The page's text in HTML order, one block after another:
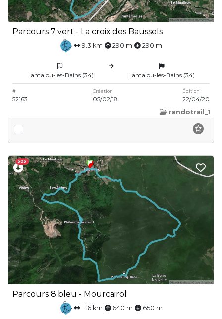
Parcours 7 vert - La croix des Baussels
9.3 km 290 m 290 m
Lamalou-les-Bains (34) Lamalou-les-Bains (34)
#
52163
Création
05/02/18
Édition
22/04/20
randotrail_1
505
Parcours 8 bleu - Mourcairol
11.6 km 640 m 650 m